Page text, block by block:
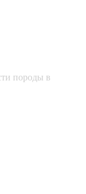
породы в